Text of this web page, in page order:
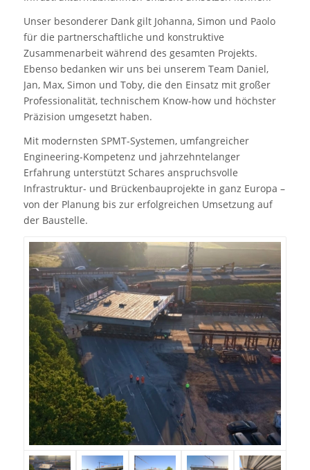
Unser besonderer Dank gilt Johanna, Simon und Paolo
für die partnerschaftliche und konstruktive
Zusammenarbeit während des gesamten Projekts.
Ebenso bedanken wir uns bei unserem Team Daniel,
Jan, Max, Simon und Toby, die den Einsatz mit großer
Professionalität, technischem Know-how und höchster
Präzision umgesetzt haben.
Mit modernsten SPMT-Systemen, umfangreicher
Engineering-Kompetenz und jahrzehntelanger
Erfahrung unterstützt Schares anspruchsvolle
Infrastruktur- und Brückenbauprojekte in ganz Europa –
von der Planung bis zur erfolgreichen Umsetzung auf
der Baustelle.